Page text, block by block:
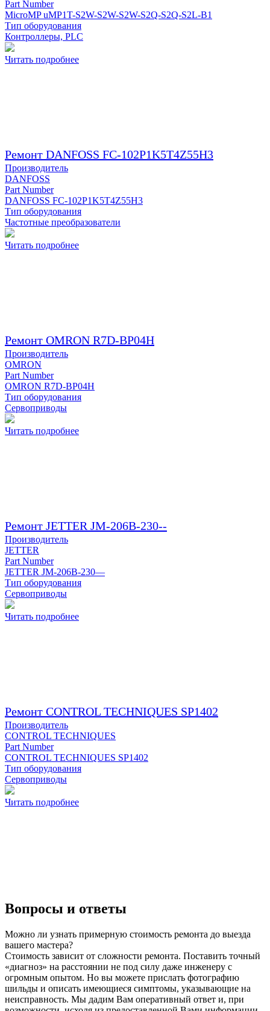
Part Number
MicroMP uMP1T-S2W-S2W-S2W-S2Q-S2Q-S2L-B1
Тип оборудования
Контроллеры, PLC
Читать подробнее
Ремонт DANFOSS FC-102P1K5T4Z55H3
Производитель
DANFOSS
Part Number
DANFOSS FC-102P1K5T4Z55H3
Тип оборудования
Частотные преобразователи
Читать подробнее
Ремонт OMRON R7D-BP04H
Производитель
OMRON
Part Number
OMRON R7D-BP04H
Тип оборудования
Сервоприводы
Читать подробнее
Ремонт JETTER JM-206B-230--
Производитель
JETTER
Part Number
JETTER JM-206B-230—
Тип оборудования
Сервоприводы
Читать подробнее
Ремонт CONTROL TECHNIQUES SP1402
Производитель
CONTROL TECHNIQUES
Part Number
CONTROL TECHNIQUES SP1402
Тип оборудования
Сервоприводы
Читать подробнее
Вопросы и ответы
Можно ли узнать примерную стоимость ремонта до выезда
вашего мастера?
Стоимость зависит от сложности ремонта. Поставить точный
«диагноз» на расстоянии не под силу даже инженеру с
огромным опытом. Но вы можете прислать фотографию
шильды и описать имеющиеся симптомы, указывающие на
неисправность. Мы дадим Вам оперативный ответ и, при